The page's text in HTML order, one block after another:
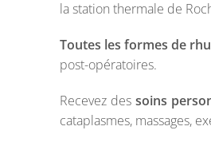
la station thermale de
Toutes les formes de
post-opératoires.
Recevez des soins
cataplasmes, massages,